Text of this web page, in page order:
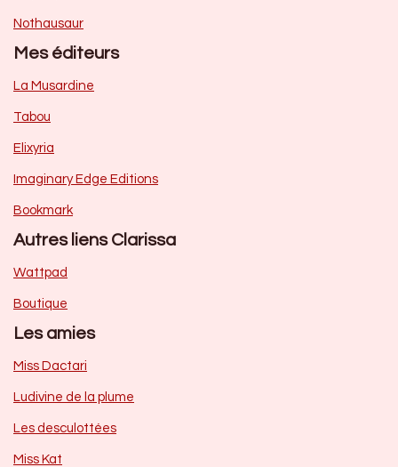
Nothausaur
Mes éditeurs
La Musardine
Tabou
Elixyria
Imaginary Edge Editions
Bookmark
Autres liens Clarissa
Wattpad
Boutique
Les amies
Miss Dactari
Ludivine de la plume
Les desculottées
Miss Kat